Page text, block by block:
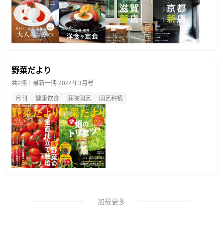
野菜だより
共2期｜最新一期·2024年3月号
月刊
健康饮食 庭院园艺 园艺种植
加载更多